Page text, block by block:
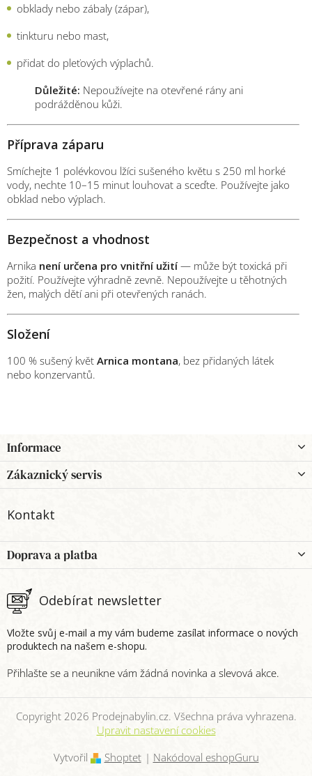
obklady nebo zábaly (zápar),
tinkturu nebo mast,
přidat do pleťových výplachů.
Důležité: Nepoužívejte na otevřené rány ani
podrážděnou kůži.
Příprava záparu
Smíchejte 1 polévkovou lžíci sušeného květu s 250 ml horké
vody, nechte 10–15 minut louhovat a sceďte. Používejte jako
obklad nebo výplach.
Bezpečnost a vhodnost
Arnika není určena pro vnitřní užití— může být toxická při
požití. Používejte výhradně zevně. Nepoužívejte u těhotných
žen, malých dětí ani při otevřených ranách.
Složení
100 % sušený květ Arnica montana, bez přidaných látek
nebo konzervantů.
á
p
a
Informace
Zákaznický servis
Kontakt
Odebírat newsletter
Vložte svůj e-mail a my vám budeme zasílat informace o nových
produktech na našem e-shopu.
Doprava a platba
Vytvořil Shoptet | Nakódoval eshopGuru
Copyright 2026 Prodejnabylin.cz. Všechna práva vyhrazena.
Upravit nastavení cookies